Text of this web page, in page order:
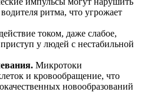
ритма, что угрожает
током, даже слабое,
у людей с нестабильной
Микротоки
и кровообращение, что
новообразований